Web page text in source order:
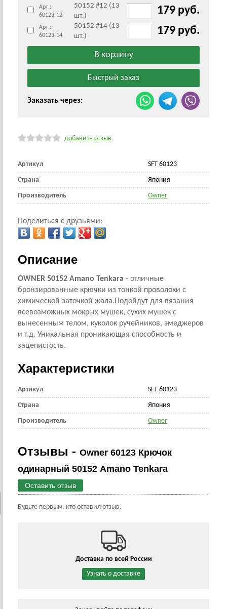
Арт.:
60123-12
50152 #12 (13
шт.)
179 руб.
Арт.:
60123-14
50152 #14 (13
шт.)
179 руб.
Заказать через:
добавить отзыв
Артикул SFT 60123
Страна Япония
Производитель Owner
Поделиться с друзьями:
Описание
OWNER 50152 Amano Tenkara - отличные
бронзированные крючки из тонкой проволоки с
химической заточкой жала.Подойдут для вязания
всевозможных мокрых мушек, сухих мушек с
вынесенным телом, куколок ручейников, эмеджеров
и т.д. Уникальная проникающая способность и
зацепистость.
Характеристики
Артикул SFT 60123
Страна Япония
Производитель Owner
Отзывы - Owner 60123 Крючок
одинарный 50152 Amano Tenkara
Оставить отзыв
Будьте первым, кто оставил отзыв.
Доставка по всей России
Узнать о доставке